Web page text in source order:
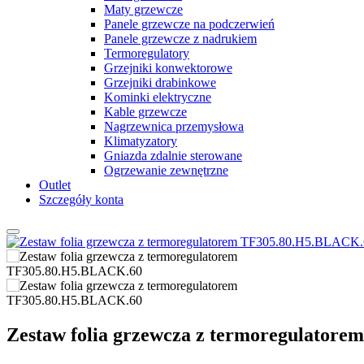
Maty grzewcze
Panele grzewcze na podczerwień
Panele grzewcze z nadrukiem
Termoregulatory
Grzejniki konwektorowe
Grzejniki drabinkowe
Kominki elektryczne
Kable grzewcze
Nagrzewnica przemysłowa
Klimatyzatory
Gniazda zdalnie sterowane
Ogrzewanie zewnętrzne
Outlet
Szczegóły konta
Zestaw folia grzewcza z